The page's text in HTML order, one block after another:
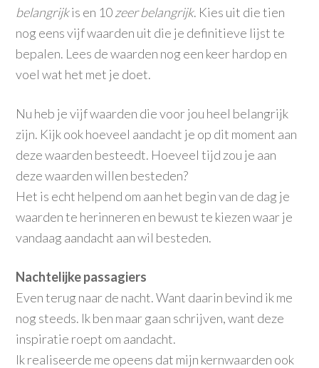
belangrijkis en 10zeer belangrijk. Kies uit die tien
nog eens vijf waarden uit die je definitieve lijst te
bepalen. Lees de waarden nog een keer hardop en
voel wat het met je doet.
Nu heb je vijf waarden die voor jou heel belangrijk
zijn. Kijk ook hoeveel aandacht je op dit moment aan
deze waarden besteedt. Hoeveel tijd zou je aan
deze waarden willen besteden?
Het is echt helpend om aan het begin van de dag je
waarden te herinneren en bewust te kiezen waar je
vandaag aandacht aan wil besteden.
Nachtelijkepassagiers
Even terug naar de nacht. Want daarin bevind ik me
nog steeds. Ik ben maar gaan schrijven, want deze
inspiratie roept om aandacht.
Ik realiseerde me opeens dat mijn kernwaarden ook